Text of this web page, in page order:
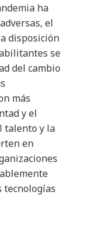
ha
el
disposición
se
del cambio
más
y el
talento y la
en
tecnologías